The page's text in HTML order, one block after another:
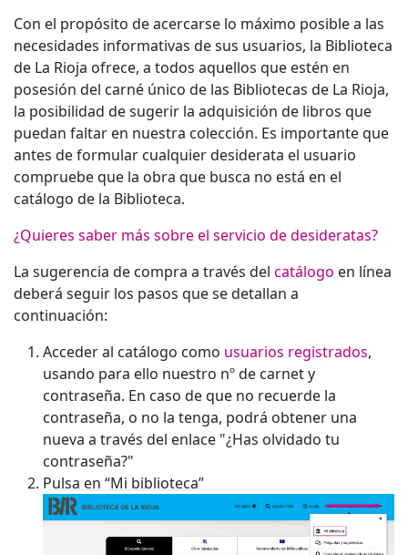
Con el propósito de acercarse lo máximo posible a las
necesidades informativas de sus usuarios, la Biblioteca
de La Rioja ofrece, a todos aquellos que estén en
posesión del carné único de las Bibliotecas de La Rioja,
la posibilidad de sugerir la adquisición de libros que
puedan faltar en nuestra colección. Es importante que
antes de formular cualquier desiderata el usuario
compruebe que la obra que busca no está en el
catálogo de la Biblioteca.
¿Quieres saber más sobre el servicio de desideratas?
La sugerencia de compra a través del catálogo en línea
deberá seguir los pasos que se detallan a
continuación:
Acceder al catálogo como usuarios registrados,
usando para ello nuestro nº de carnet y
contraseña. En caso de que no recuerde la
contraseña, o no la tenga, podrá obtener una
nueva a través del enlace "¿Has olvidado tu
contraseña?"
Pulsa en “Mi biblioteca”